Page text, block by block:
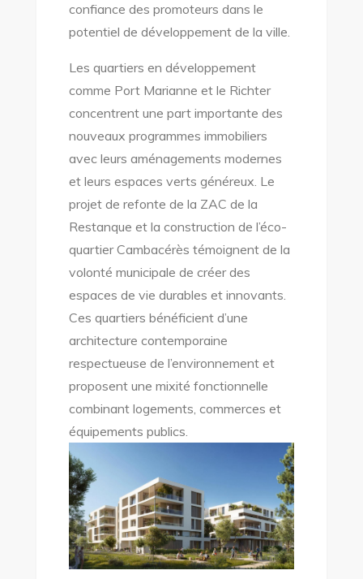
confiance des promoteurs dans le
potentiel de développement de la ville.
Les quartiers en développement
comme Port Marianne et le Richter
concentrent une part importante des
nouveaux programmes immobiliers
avec leurs aménagements modernes
et leurs espaces verts généreux. Le
projet de refonte de la ZAC de la
Restanque et la construction de l’éco-
quartier Cambacérès témoignent de la
volonté municipale de créer des
espaces de vie durables et innovants.
Ces quartiers bénéficient d’une
architecture contemporaine
respectueuse de l’environnement et
proposent une mixité fonctionnelle
combinant logements, commerces et
équipements publics.